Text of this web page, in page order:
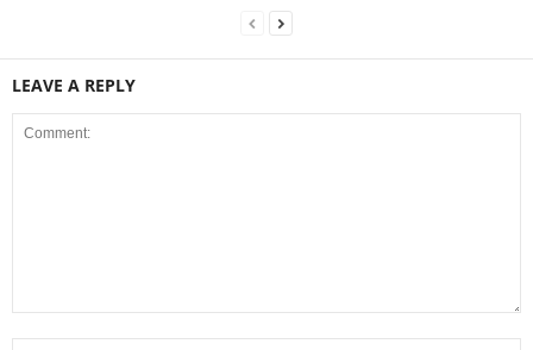
LEAVE A REPLY